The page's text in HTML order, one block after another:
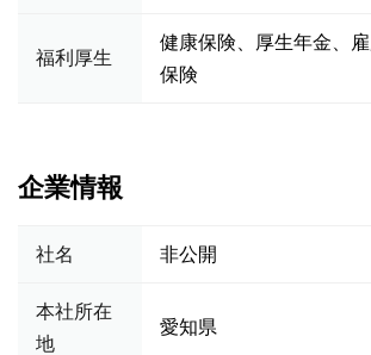
福利厚生
健康保険、厚生年金、
保険
企業情報
社名 非公開
本社所在
地
愛知県